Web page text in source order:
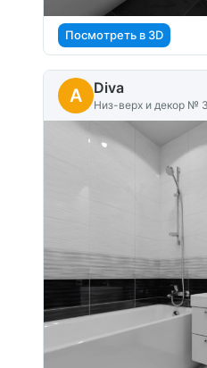
Посмотреть в 3D
A Diva
Низ-верх и декор № 3